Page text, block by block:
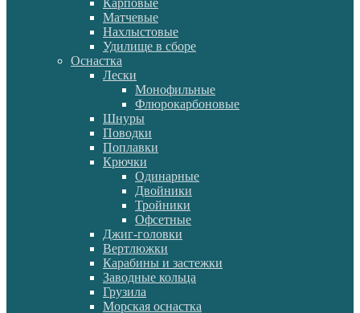
Карповые
Матчевые
Нахлыстовые
Удилище в сборе
Оснастка
Лески
Монофильные
Флюрокарбоновые
Шнуры
Поводки
Поплавки
Крючки
Одинарные
Двойники
Тройники
Офсетные
Джиг-головки
Вертлюжки
Карабины и застежки
Заводные кольца
Грузила
Морская оснастка